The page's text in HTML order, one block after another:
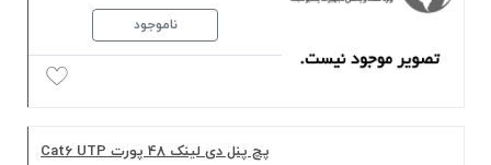
ناموجود
پچ پنل دی لینک 48 پورت Cat6 UTP